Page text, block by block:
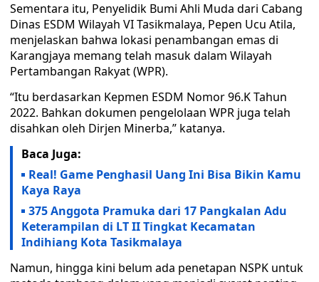
Sementara itu, Penyelidik Bumi Ahli Muda dari Cabang
Dinas ESDM Wilayah VI Tasikmalaya, Pepen Ucu Atila,
menjelaskan bahwa lokasi penambangan emas di
Karangjaya memang telah masuk dalam Wilayah
Pertambangan Rakyat (WPR).
“Itu berdasarkan Kepmen ESDM Nomor 96.K Tahun
2022. Bahkan dokumen pengelolaan WPR juga telah
disahkan oleh Dirjen Minerba,” katanya.
Baca Juga:
Real! Game Penghasil Uang Ini Bisa Bikin Kamu
Kaya Raya
375 Anggota Pramuka dari 17 Pangkalan Adu
Keterampilan di LT II Tingkat Kecamatan
Indihiang Kota Tasikmalaya
Namun, hingga kini belum ada penetapan NSPK untuk